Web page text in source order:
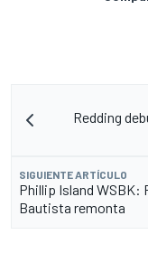
Redding
SIGUIENTE ARTÍCULO
Phillip Island WSBK:
Bautista remonta